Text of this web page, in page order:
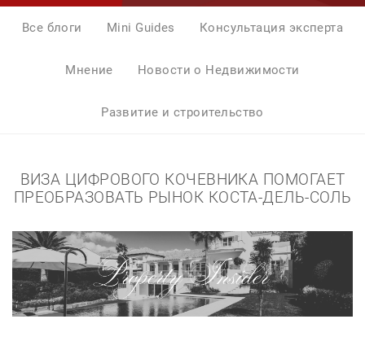
Все блоги Mini Guides Консультация эксперта
Мнение Новости о Недвижимости
Развитие и строительство
ВИЗА ЦИФРОВОГО КОЧЕВНИКА ПОМОГАЕТ
ПРЕОБРАЗОВАТЬ РЫНОК КОСТА-ДЕЛЬ-СОЛЬ